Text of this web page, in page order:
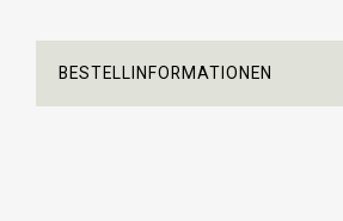
BESTELLINFORMATIONEN